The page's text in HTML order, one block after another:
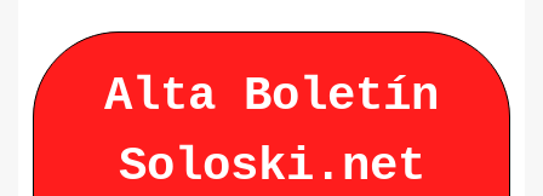
Alta Boletín
Soloski.net